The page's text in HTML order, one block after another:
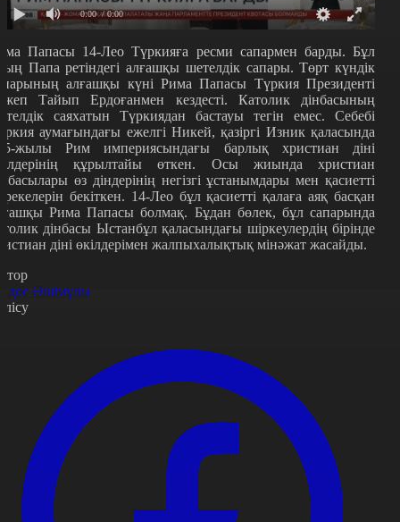
0:00 / 0:00
Папасы 14-Лео Түркияға ресми сапармен барды. Бұл
Папа ретіндегі алғашқы шетелдік сапары. Төрт күндік
алғашқы күні Рима Папасы Түркия Президенті
Тайып Ердоғанмен кездесті. Католик дінбасының
саяхатын Түркиядан бастауы тегін емес. Себебі
аумағындағы ежелгі Никей, қазіргі Изник қаласында
жылы Рим империясындағы барлық христиан діні
құрылтайы өткен. Осы жиында христиан
өз діндерінің негізгі ұстанымдары мен қасиетті
бекіткен. 14-Лео бұл қасиетті қалаға аяқ басқан
Рима Папасы болмақ. Бұдан бөлек, бұл сапарында
дінбасы Ыстанбұл қаласындағы шіркеулердің бірінде
діні өкілдерімен жалпыхалықтық мінәжат жасайды.
Әшімұлы